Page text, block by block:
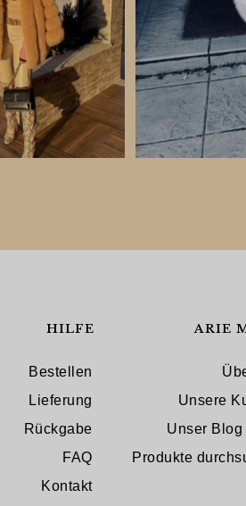
HILFE
Bestellen
Lieferung
Rückgabe
FAQ
Kontakt
ARIE
Unsere
Unser Blog
Produkte